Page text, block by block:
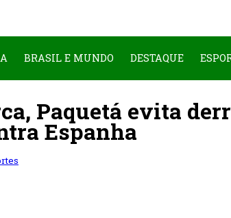
BRASIL E MUNDO DESTAQUE
Paquetá evita
Espanha